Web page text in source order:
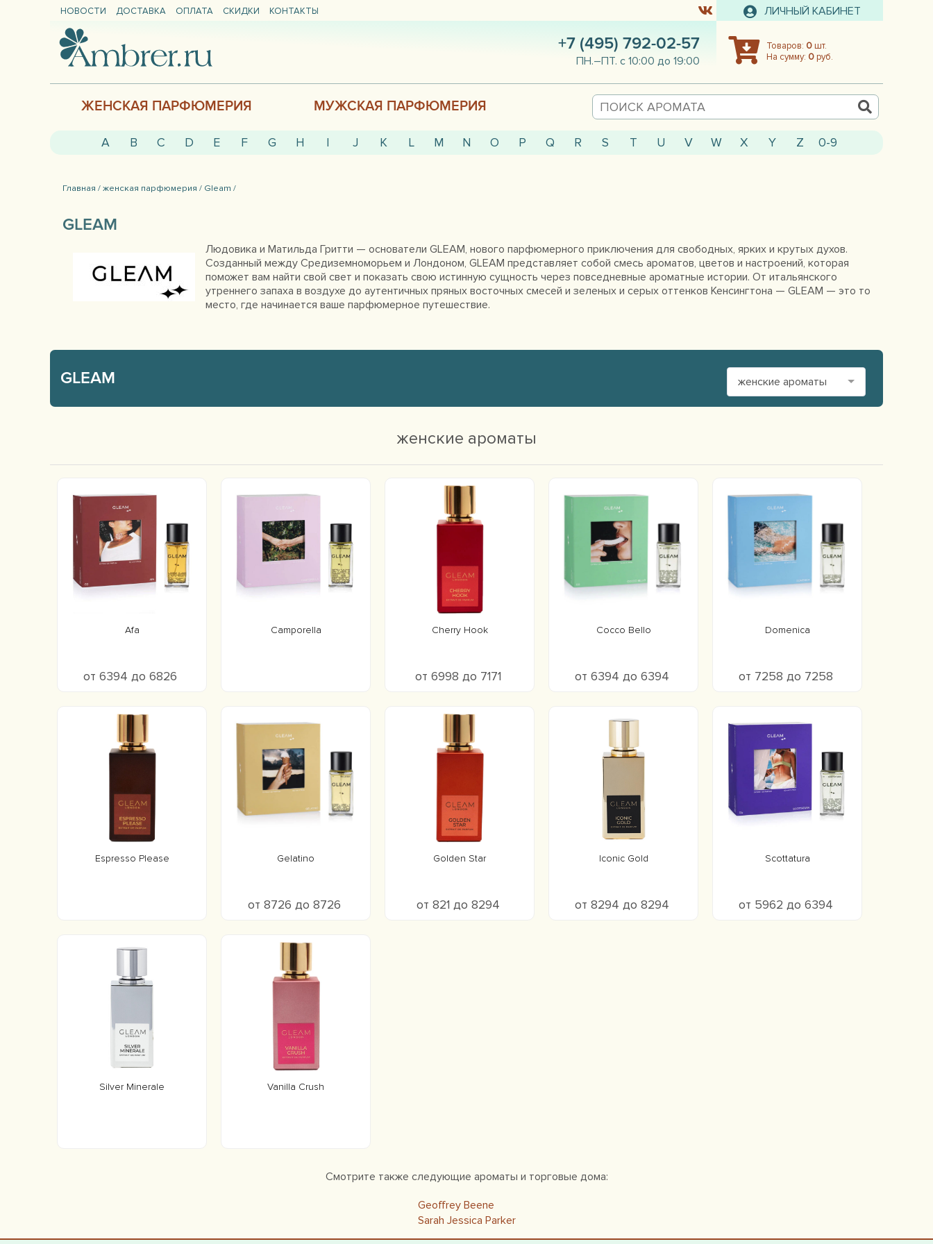
НОВОСТИ ДОСТАВКА ОПЛАТА СКИДКИ КОНТАКТЫ ЛИЧНЫЙ КАБИНЕТ
Товаров: 0шт.
На сумму: 0руб.
+7 (495) 792-02-57
ПН.–ПТ. с 10:00 до 19:00
ЖЕНСКАЯ ПАРФЮМЕРИЯ МУЖСКАЯ ПАРФЮМЕРИЯ
A B C D E F G H I J K L M N O P Q R S T U V W X Y Z 0-9
Главная /женская парфюмерия / Gleam /
GLEAM
Людовика и Матильда Гритти — основатели GLEAM, нового парфюмерного приключения для свободных, ярких и крутых духов.
Созданный между Средиземноморьем и Лондоном, GLEAM представляет собой смесь ароматов, цветов и настроений, которая
поможет вам найти свой свет и показать свою истинную сущность через повседневные ароматные истории. От итальянского
утреннего запаха в воздухе до аутентичных пряных восточных смесей и зеленых и серых оттенков Кенсингтона — GLEAM — это то
место, где начинается ваше парфюмерное путешествие.
GLEAM женские ароматы
женские ароматы
Afa
от 6394 до 6826
Camporella Cherry Hook
от 6998 до 7171
Cocco Bello
от 6394 до 6394
Domenica
от 7258 до 7258
Espresso Please Gelatino
от 8726 до 8726
Golden Star
от 821 до 8294
Iconic Gold
от 8294 до 8294
Scottatura
от 5962 до 6394
Silver Minerale Vanilla Crush
Смотрите также следующие ароматы и торговые дома:
Geoffrey Beene
Sarah Jessica Parker